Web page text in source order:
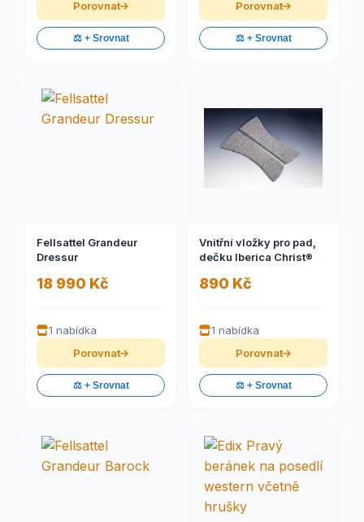
Porovnat
⚖️ + Srovnat
Porovnat
⚖️ + Srovnat
Fellsattel Grandeur
Dressur
18 990 Kč
1 nabídka
Porovnat
⚖️ + Srovnat
Vnitřní vložky pro pad,
dečku Iberica Christ®
890 Kč
1 nabídka
Porovnat
⚖️ + Srovnat